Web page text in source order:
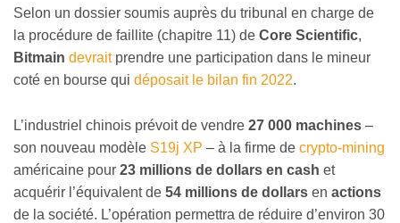
Selon un dossier soumis auprès du tribunal en charge de
la procédure de faillite (chapitre 11) de Core Scientific,
Bitmain devraitprendre une participation dans le mineur
coté en bourse qui déposait le bilan fin 2022.
L’industriel chinois prévoit de vendre 27 000 machines –
son nouveau modèle S19j XP – à la firme de crypto-mining
américaine pour 23 millions de dollars en cash et
acquérir l’équivalent de 54 millions de dollars en actions
de la société. L’opération permettra de réduire d’environ 30